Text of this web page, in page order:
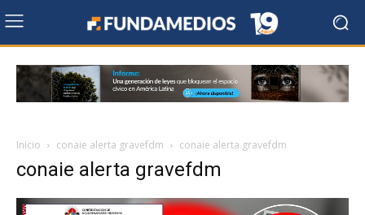
Inicio conaie alerta gravefdm conaie alerta gravefdm
conaie alerta gravefdm